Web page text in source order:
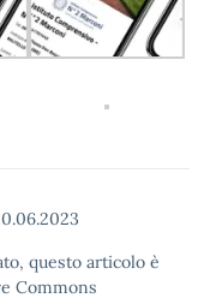
questo articolo è
Commons